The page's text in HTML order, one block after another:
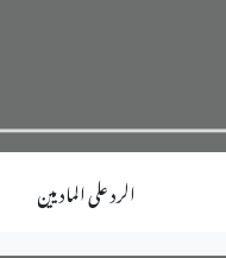
الرد على الماديين